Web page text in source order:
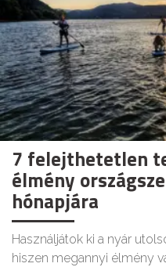
7 felejthetetlen
élmény
hónapjára
Használjátok ki a nyár
hiszen megannyi élmény